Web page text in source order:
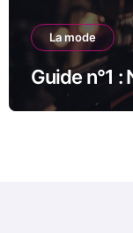
La mode
Guide n°1